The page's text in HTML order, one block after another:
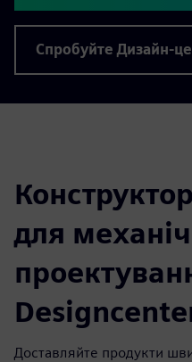
Спробуйте Дизайн-
для
Доставляйте продукти